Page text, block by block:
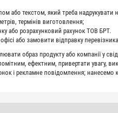
або текстом, який треба надрукувати
термінів виготовлення;
або розрахунковий рахунок ТОВ БРТ.
або замовити відправку
образ продукту або компанії у
ефектним, привертати увагу,
і рекламне повідомлення; нанесемо